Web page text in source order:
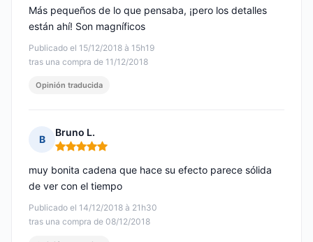
Publicado el 15/12/2018 à 15h19
tras una compra de 11/12/2018
Más pequeños de lo que pensaba, ¡pero los detalles
están ahí! Son magníficos
Opinión traducida
B
Bruno L.
Nota: 5 de 5
Publicado el 14/12/2018 à 21h30
tras una compra de 08/12/2018
muy bonita cadena que hace su efecto parece sólida
de ver con el tiempo